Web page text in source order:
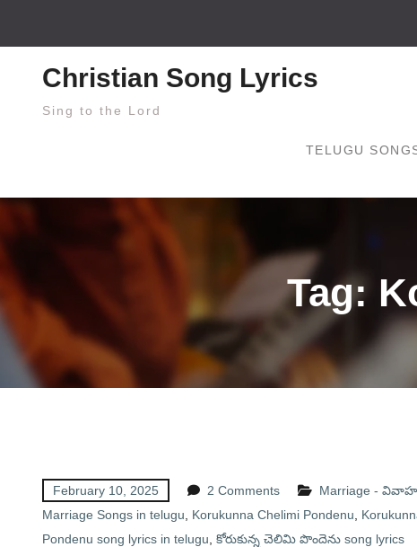
Christian Song Lyrics
Sing to the Lord
TELUGU
Tag:
February 10, 2025 2 Comments Marriage -
Marriage Songs in telugu
Korukunna Chelimi Pondenu
Pondenu song lyrics in telugu కోరుకున్న చెలిమి పొందెను song lyrics